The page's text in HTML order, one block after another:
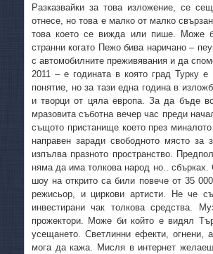
Разказвайки за това изложение, се
отнесе, но това е малко от малко
това което се вижда или пише. Може
странни когато Пежо бива наричано –
с автомобилните преживявания и да
2011 – е годината в която град Турку
понятие, но за тази една година в
и творци от цяла европа. За да бъде
мразовита съботна вечер час преди
същото пристанище което през
направен заради свободното място
изпълва празното пространство.
няма да има толкова народ но.. сбърках.
шоу на открито са били повече от 35
режисьор, и циркови артисти. Не че
инвестирани чак толкова средства.
прожектори. Може би който е видял
усещането. Светлинни ефекти, огнени,
мога да кажа. Мисля в интернет